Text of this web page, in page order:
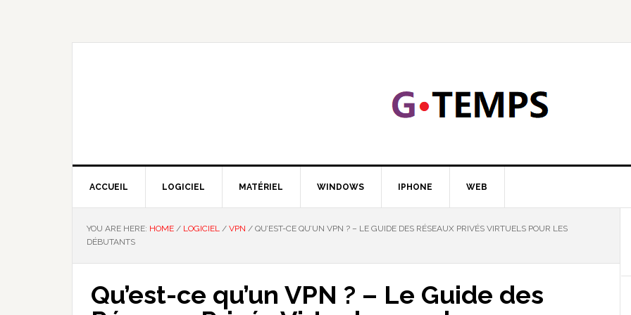
ACCUEIL LOGICIEL MATÉRIEL WINDOWS IPHONE WEB
YOU ARE HERE: HOME / LOGICIEL / VPN / QU’EST-CE QU’UN VPN ? – LE GUIDE DES RÉSEAUX PRIVÉS VIRTUELS POUR LES
DÉBUTANTS
Qu’est-ce qu’un VPN ? – Le Guide des